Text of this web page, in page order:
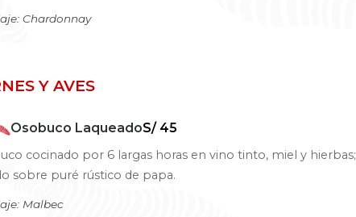
Chardonnay
Y AVES
Osobuco LaqueadoS/ 45
cocinado por 6 largas horas en vino tinto, miel y hierbas;
sobre puré rústico de papa.
Malbec